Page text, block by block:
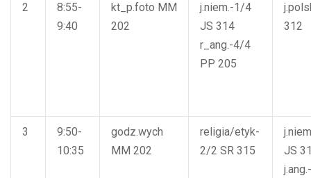
2
8:55-
9:40
kt_p.foto MM
202
j.niem.-1/4
JS 314
r_ang.-4/4
PP 205
312
3
9:50-
10:35
godz.wych
MM 202
religia/etyk-
2/2 SR 315
JS